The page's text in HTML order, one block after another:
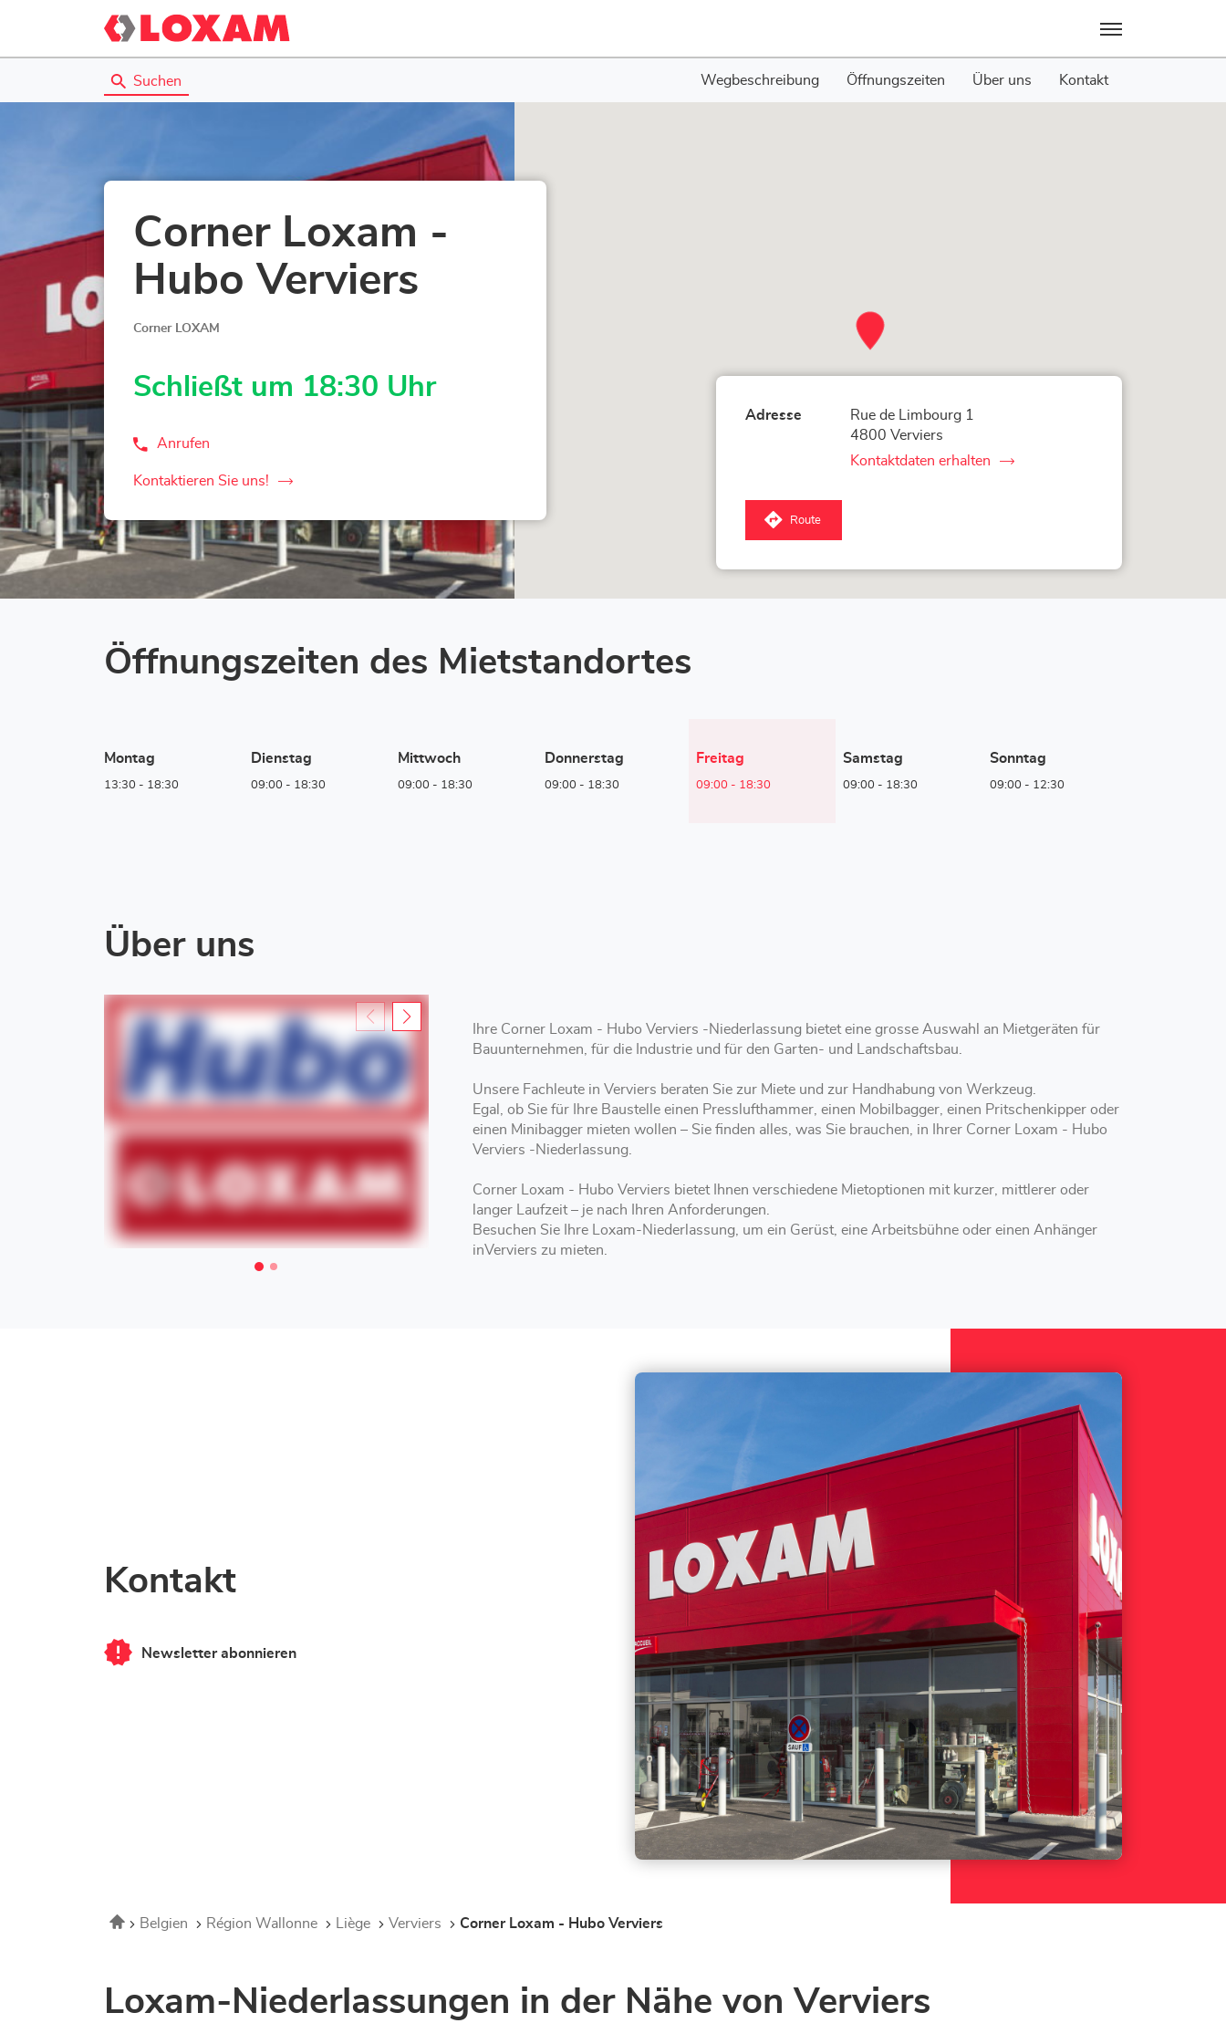
Menü
Suchen Wegbeschreibung Öffnungszeiten Über uns Kontakt
Corner Loxam -
Hubo Verviers
Corner LOXAM
Schließt um 18:30 Uhr
Anrufen
der
Loxam
Verviers-
Store
Kontaktieren Sie uns!
der
Loxam
-
Hubo
Adresse
Rue de Limbourg 1
4800 Verviers
Kontaktdaten erhalten
von
Route
zum
Corner
Öffnungszeiten des Mietstandortes
Montag
13:30 - 18:30
Dienstag
09:00 - 18:30
Mittwoch
09:00 - 18:30
Donnerstag
09:00 - 18:30
Heutige
Öffnungszeiten
Freitag
09:00 - 18:30
Samstag
09:00 - 18:30
Sonntag
09:00 - 12:30
Über uns
Ihre Corner Loxam - Hubo Verviers -Niederlassung bietet eine grosse Auswahl an Mietgeräten für
Bauunternehmen, für die Industrie und für den Garten- und Landschaftsbau.
Unsere Fachleute in Verviers beraten Sie zur Miete und zur Handhabung von Werkzeug.
Egal, ob Sie für Ihre Baustelle einen Presslufthammer, einen Mobilbagger, einen Pritschenkipper oder
einen Minibagger mieten wollen – Sie finden alles, was Sie brauchen, in Ihrer Corner Loxam - Hubo
Verviers -Niederlassung.
Corner Loxam - Hubo Verviers bietet Ihnen verschiedene Mietoptionen mit kurzer, mittlerer oder
langer Laufzeit – je nach Ihren Anforderungen.
Besuchen Sie Ihre Loxam-Niederlassung, um ein Gerüst, eine Arbeitsbühne oder einen Anhänger
inVerviers zu mieten.
Kontakt
Newsletter abonnieren
von
Startseite
Belgien Région Wallonne Liège Verviers Corner Loxam - Hubo Verviers
Loxam-Niederlassungen in der Nähe von Verviers